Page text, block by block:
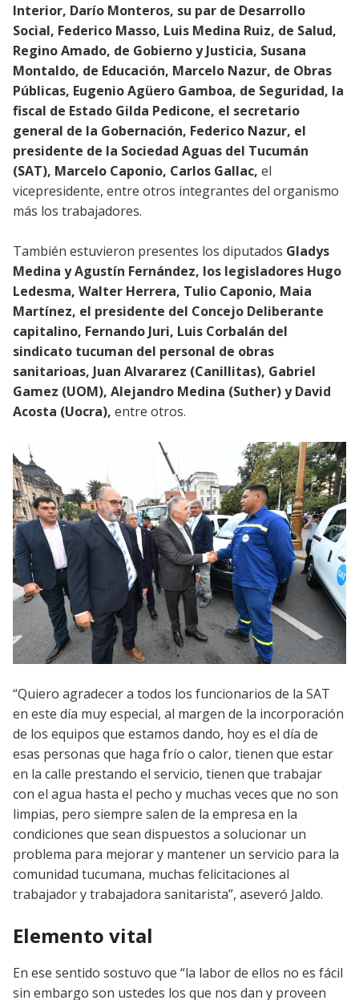
Interior, Darío Monteros, su par de Desarrollo
Social, Federico Masso, Luis Medina Ruiz, de Salud,
Regino Amado, de Gobierno y Justicia, Susana
Montaldo, de Educación, Marcelo Nazur, de Obras
Públicas, Eugenio Agüero Gamboa, de Seguridad, la
fiscal de Estado Gilda Pedicone, el secretario
general de la Gobernación, Federico Nazur, el
presidente de la Sociedad Aguas del Tucumán
(SAT), Marcelo Caponio, Carlos Gallac, el
vicepresidente, entre otros integrantes del organismo
más los trabajadores.
También estuvieron presentes los diputados Gladys
Medina y Agustín Fernández, los legisladores Hugo
Ledesma, Walter Herrera, Tulio Caponio, Maia
Martínez, el presidente del Concejo Deliberante
capitalino, Fernando Juri, Luis Corbalán del
sindicato tucuman del personal de obras
sanitarioas, Juan Alvararez (Canillitas), Gabriel
Gamez (UOM), Alejandro Medina (Suther) y David
Acosta (Uocra), entre otros.
“Quiero agradecer a todos los funcionarios de la SAT
en este día muy especial, al margen de la incorporación
de los equipos que estamos dando, hoy es el día de
esas personas que haga frío o calor, tienen que estar
en la calle prestando el servicio, tienen que trabajar
con el agua hasta el pecho y muchas veces que no son
limpias, pero siempre salen de la empresa en la
condiciones que sean dispuestos a solucionar un
problema para mejorar y mantener un servicio para la
comunidad tucumana, muchas felicitaciones al
trabajador y trabajadora sanitarista”, aseveró Jaldo.
Elemento vital
En ese sentido sostuvo que “la labor de ellos no es fácil
sin embargo son ustedes los que nos dan y proveen